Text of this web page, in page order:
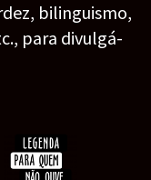
bilinguismo,
para divulgá-